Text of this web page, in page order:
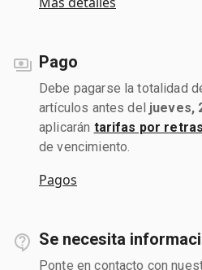
Pago
Debe pagarse la totalidad
artículos antes del jueves,
aplicarán tarifas por
de vencimiento.
Pagos
Se necesita
Ponte en contacto con